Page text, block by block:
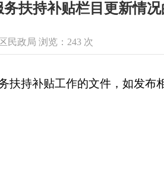
扶持补贴栏目更新情况
民政局 浏览： 243 次
持补贴工作的文件，如发布